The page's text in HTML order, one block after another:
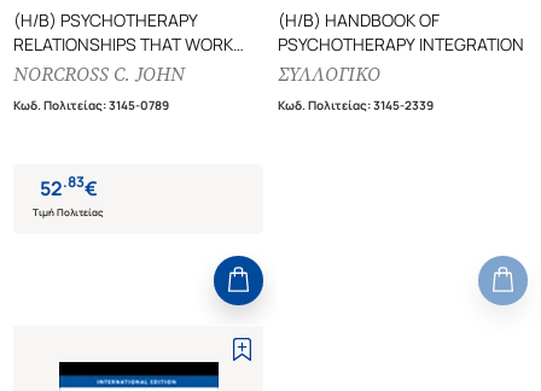
(H/B) PSYCHOTHERAPY
RELATIONSHIPS THAT WORK
EVIDENCE-BASED
NORCROSS C. JOHN
Κωδ. Πολιτείας:3145-0789
52.83€
Τιμή Πολιτείας
(H/B) HANDBOOK OF
PSYCHOTHERAPY INTEGRATION
ΣΥΛΛΟΓΙΚΟ
Κωδ. Πολιτείας:3145-2339